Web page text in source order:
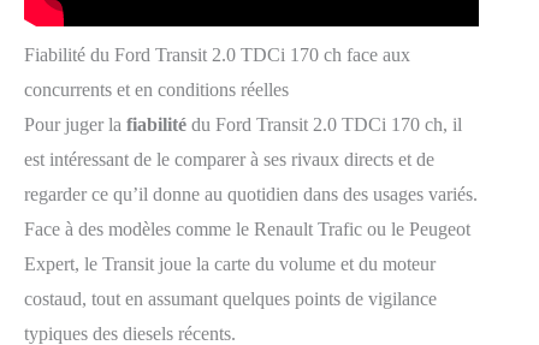
Fiabilité du Ford Transit 2.0 TDCi 170 ch face aux
concurrents et en conditions réelles
Pour juger la fiabilité du Ford Transit 2.0 TDCi 170 ch, il
est intéressant de le comparer à ses rivaux directs et de
regarder ce qu’il donne au quotidien dans des usages variés.
Face à des modèles comme le Renault Trafic ou le Peugeot
Expert, le Transit joue la carte du volume et du moteur
costaud, tout en assumant quelques points de vigilance
typiques des diesels récents.